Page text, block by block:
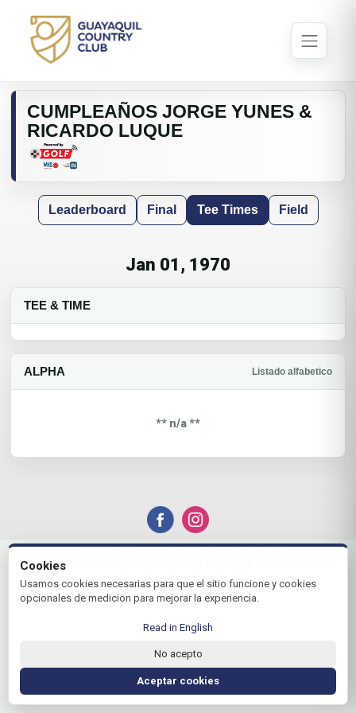
CUMPLEAÑOS JORGE YUNES &
RICARDO LUQUE
Leaderboard Final Tee Times Field
Jan 01, 1970
TEE & TIME
ALPHA Listado alfabetico
** n/a **
© 2026 Guayaquil Country Club | by Plus+Golf
Cookies
Usamos cookies necesarias para que el sitio funcione y cookies
opcionales de medicion para mejorar la experiencia.
Read in English
No acepto
Aceptar cookies